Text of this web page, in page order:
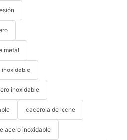
metal
inoxidable
inoxidable
cacerola de leche
acero inoxidable